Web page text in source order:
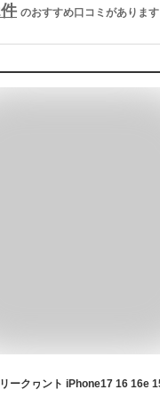
件 のおすすめ口コミがあります